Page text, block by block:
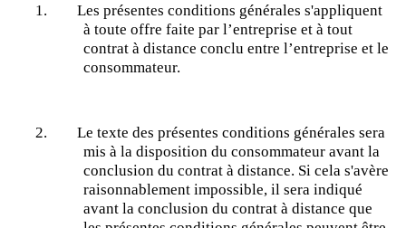
1.
Les présentes conditions générales s'appliquent
à toute offre faite par l’entreprise et à tout
contrat à distance conclu entre l’entreprise et le
consommateur.
2.
Le texte des présentes conditions générales sera
mis à la disposition du consommateur avant la
conclusion du contrat à distance. Si cela s'avère
raisonnablement impossible, il sera indiqué
avant la conclusion du contrat à distance que